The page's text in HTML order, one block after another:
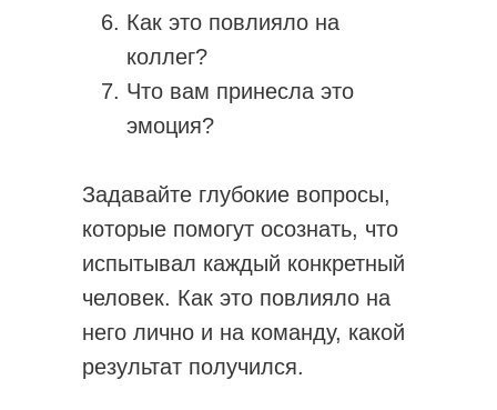
Как это повлияло на
коллег?
Что вам принесла это
эмоция?
Задавайте глубокие вопросы,
которые помогут осознать, что
испытывал каждый конкретный
человек. Как это повлияло на
него лично и на команду, какой
результат получился.